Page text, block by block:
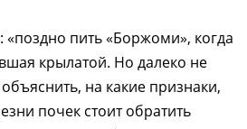
«поздно пить «Боржоми», когда
крылатой. Но далеко не
на какие признаки,
почек стоит обратить